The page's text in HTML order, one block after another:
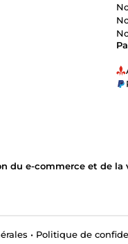
du e-commerce et de
• Politique de